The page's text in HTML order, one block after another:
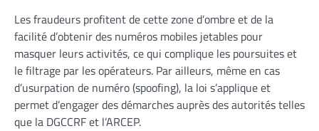
Les fraudeurs profitent de cette zone d’ombre et de la
facilité d’obtenir des numéros mobiles jetables pour
masquer leurs activités, ce qui complique les poursuites et
le filtrage par les opérateurs. Par ailleurs, même en cas
d’usurpation de numéro (spoofing), la loi s’applique et
permet d’engager des démarches auprès des autorités telles
que la DGCCRF et l’ARCEP.